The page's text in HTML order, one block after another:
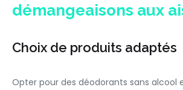
démangeaisons aux
Choix de produits adaptés
Opter pour des déodorants sans alcool